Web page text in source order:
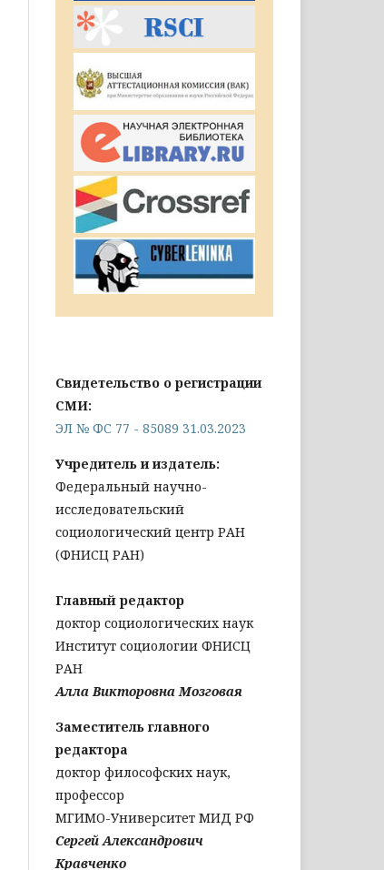
Свидетельство о регистрации
СМИ:
ЭЛ № ФС 77 - 85089 31.03.2023
Учредитель и издатель:
Федеральный научно-
исследовательский
социологический центр РАН
(ФНИСЦ РАН)
Главный редактор
доктор социологических наук
Институт социологии ФНИСЦ
РАН
Алла Викторовна Мозговая
Заместитель главного
редактора
доктор философских наук,
профессор
МГИМО-Университет МИД РФ
Сергей Александрович
Кравченко